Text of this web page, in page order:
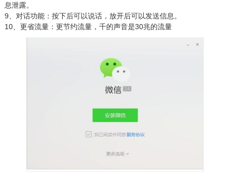
息泄露。
9、对话功能：按下后可以说话，放开后可以发送信息。
10、更省流量：更节约流量，千的声音是30兆的流量